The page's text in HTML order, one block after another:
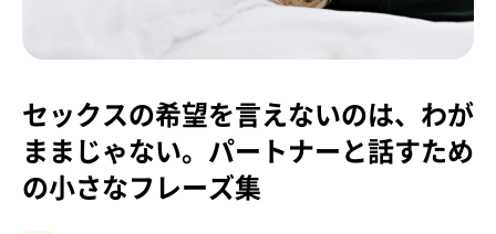
セックスの希望を言えないのは、わが
ままじゃない。パートナーと話すため
の小さなフレーズ集